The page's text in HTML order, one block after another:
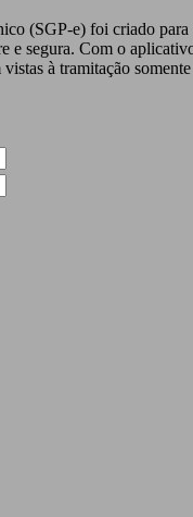
(SGP-e) foi criado
e segura. Com o
à tramitação